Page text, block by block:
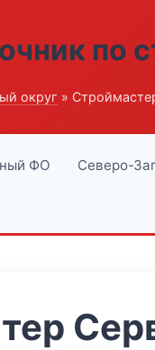
по
округ »
ФО Северо-